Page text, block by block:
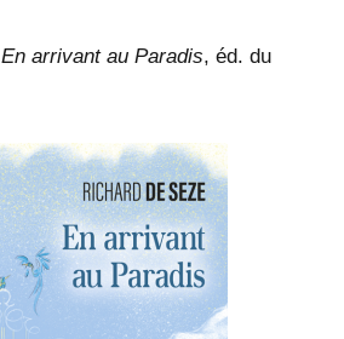
En arrivant au Paradis, éd. du